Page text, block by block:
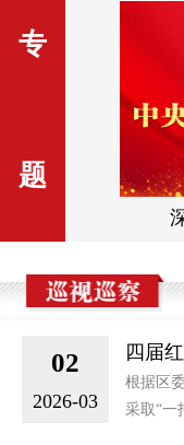
专
题
02
2026-03
四届
根据区
采取“一